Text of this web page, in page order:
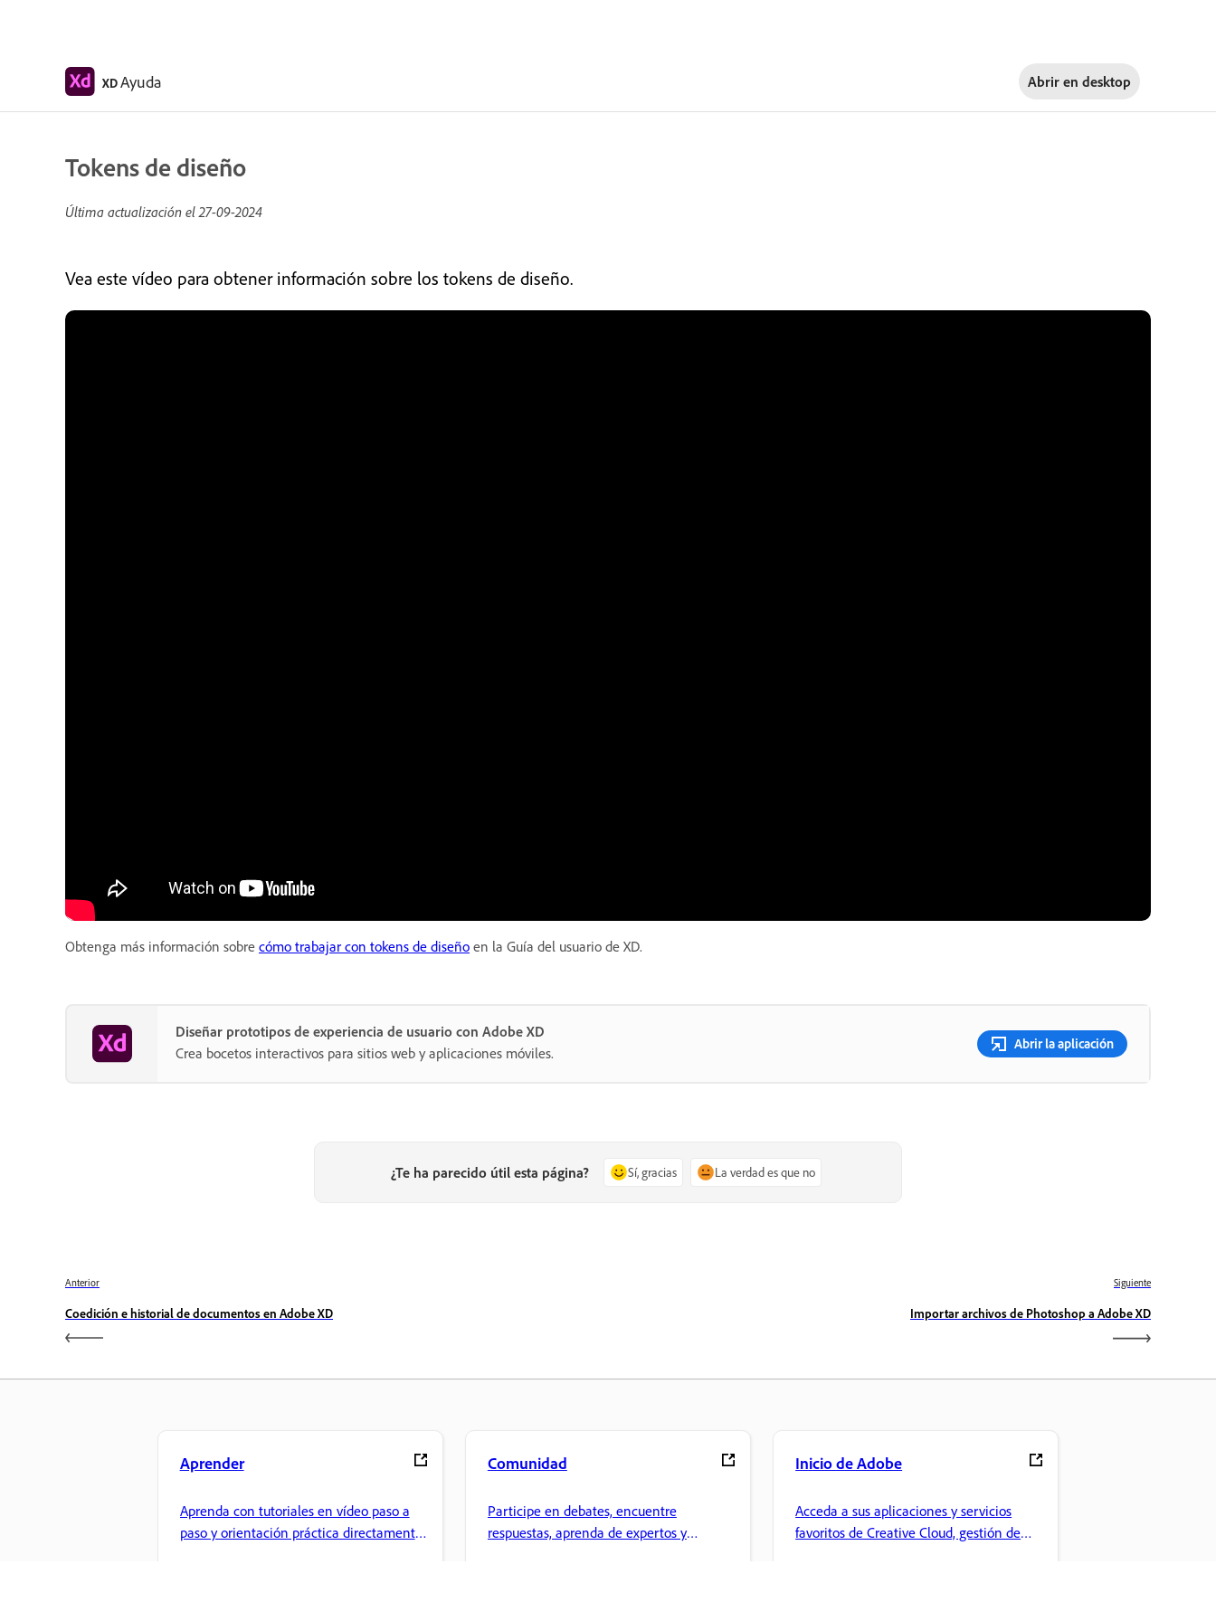
XDAyuda Abrir en desktop
Tokens de diseño
Última actualización el27-09-2024
Vea este vídeo para obtener información sobre los tokens de diseño.
Obtenga más información sobre cómo trabajar con tokens de diseño en la Guía del usuario de XD.
Diseñar prototipos de experiencia de usuario con Adobe XD
Crea bocetos interactivos para sitios web y aplicaciones móviles.
Abrir la aplicación
¿Te ha parecido útil esta página? Sí, gracias La verdad es que no
Anterior
Coedición e historial de documentos en Adobe XD
Siguiente
Importar archivos de Photoshop a Adobe XD
Aprender
Aprenda con tutoriales en vídeo paso a
paso y orientación práctica directamente
Comunidad
Participe en debates, encuentre
respuestas, aprenda de expertos y
Inicio de Adobe
Acceda a sus aplicaciones y servicios
favoritos de Creative Cloud, gestión de